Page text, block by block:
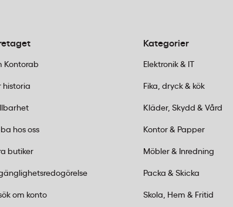
Kontorab
historia
hos oss
butiker
om konto
Kategorier
Elektronik & IT
Fika, dryck & kök
Kläder, Skydd & Vård
Kontor & Papper
Möbler & Inredning
Packa & Skicka
Skola, Hem & Fritid